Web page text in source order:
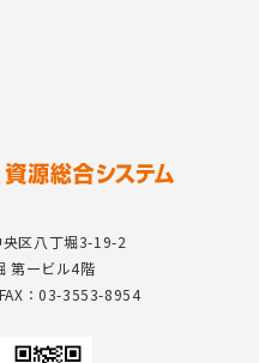
区八丁堀3-19-2
第一ビル4階
：03-3553-8954